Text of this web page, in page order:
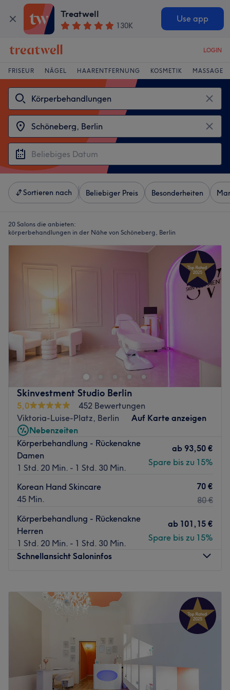
Treatwell
130K
Use app
LOGIN
FRISEUR NÄGEL HAARENTFERNUNG KOSMETIK MASSAGE
Sortieren nach Beliebiger Preis Besonderheiten
20 Salons die anbieten:
körperbehandlungen in der Nähe von Schöneberg, Berlin
Skinvestment Studio Berlin
5,0
452 Bewertungen
Viktoria-Luise-Platz, Berlin
Auf Karte anzeigen
Nebenzeiten
Körperbehandlung - Rückenakne
Damen
1 Std. 20 Min. - 1 Std. 30 Min.
ab 93,50 €
Spare bis zu 15%
Korean Hand Skincare
45 Min.
70 €
80 €
Körperbehandlung - Rückenakne
Herren
1 Std. 20 Min. - 1 Std. 30 Min.
ab 101,15 €
Spare bis zu 15%
Schnellansicht Saloninfos
Dienstag
21:00
Mittwoch
21:00
Donnerstag
–21:00
21:00
Sonntag
Willkommen im Skinvestment Studio – Ihr Beauty-